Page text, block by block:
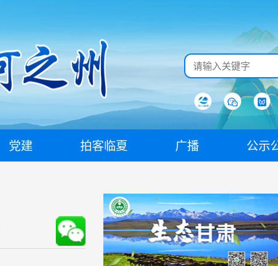
党建 拍客临夏 广播 公示